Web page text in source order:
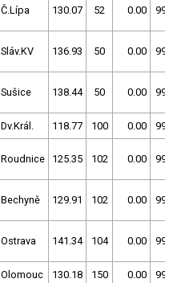
Č.Lípa 130.07 52 0.00 999
Sláv.KV 136.93 50 0.00 999
Sušice 138.44 50 0.00 999
Dv.Král. 118.77 100 0.00 999
Roudnice 125.35 102 0.00 999
Bechyně 129.91 102 0.00 999
Ostrava 141.34 104 0.00 999
Olomouc 130.18 150 0.00 999